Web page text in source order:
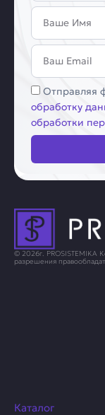
Имя
Email
Соглашение
Отправляя
обработку
обработки
© 2026г. PROSISTEMIKA
разрешения
Каталог